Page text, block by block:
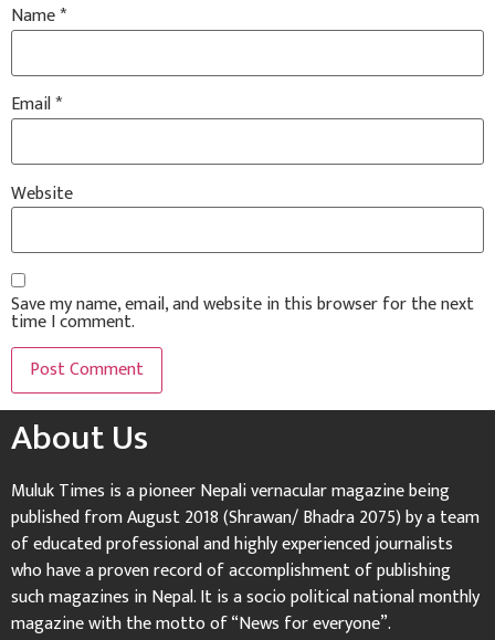
Name*
Email*
Website
Save my name, email, and website in this browser for the next
time I comment.
About Us
Muluk Times is a pioneer Nepali vernacular magazine being
published from August 2018 (Shrawan/ Bhadra 2075) by a team
of educated professional and highly experienced journalists
who have a proven record of accomplishment of publishing
such magazines in Nepal. It is a socio political national monthly
magazine with the motto of “News for everyone”.